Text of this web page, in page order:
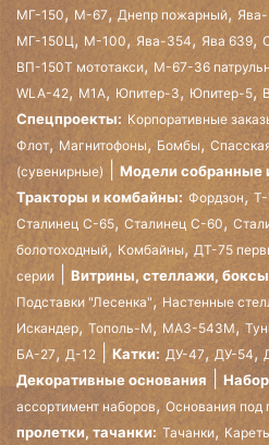
МГ-150, М-67, Днепр пожарный,
МГ-150Ц, М-100, Ява-354, Ява 639,
ВП-150Т мототакси, М-67-36
WLA-42, М1А, Юпитер-3, Юпитер-5,
Спецпроекты: Корпоративные
Флот,Магнитофоны, Бомбы,
(сувенирные)
Модели собранные
Тракторы и комбайны: Фордзон, Т-
Сталинец С-65, Сталинец С-60,
болотоходный, Комбайны, ДТ-75
серии
Витрины, стеллажи,
Подставки "Лесенка", Настенные
Искандер, Тополь-М, МАЗ-543М,
БА-27, Д-12 Катки: ДУ-47, ДУ-54,
Декоративные основания
ассортимент наборов, Основания под
пролетки, тачанки: Тачанки,